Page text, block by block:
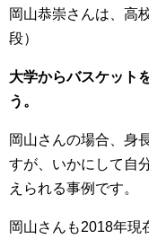
岡山恭崇さんは、高
段）
大学からバスケット
う。
岡山さんの場合、身
すが、いかにして自
えられる事例です。
岡山さんも2018年現